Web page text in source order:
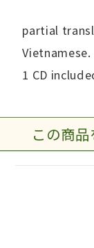
partial
Vietnamese.
1 CD
この商